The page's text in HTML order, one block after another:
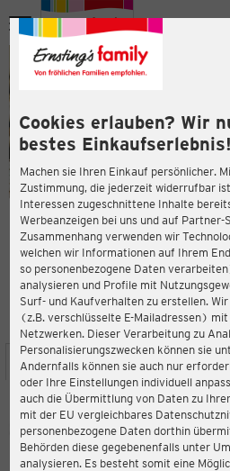
Cookies erlauben? Wir
bestes Einkaufserlebnis!
Machen sie Ihren Einkauf persönlicher.
Zustimmung, die jederzeit widerrufbar
Interessen zugeschnittene Inhalte
Werbeanzeigen bei uns und auf Partner-
Zusammenhang verwenden wir
welchen wir Informationen auf Ihrem
so personenbezogene Daten
analysieren und Profile mit
Surf- und Kaufverhalten zu erstellen.
(z.B. verschlüsselte E-Mailadressen)
Netzwerken. Dieser Verarbeitung zu
Personalisierungszwecken können sie
Andernfalls können sie auch nur
oder Ihre Einstellungen individuell
auch die Übermittlung von Daten zu
mit der EU vergleichbares
personenbezogene Daten dorthin
Behörden diese gegebenenfalls unter
analysieren. Es besteht somit eine
Menü
ERNSTING'S
Lange
32756
4,2
STANDORT SERVICES SORTIMENT
Ernsting's family
Lange Straße 73, 32756